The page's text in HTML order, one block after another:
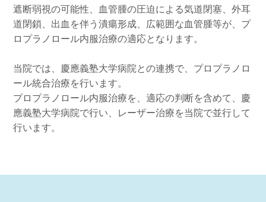
遮断弱視の可能性、血管腫の圧迫による気道閉塞、外耳
道閉鎖、出血を伴う潰瘍形成、広範囲な血管腫等が、プ
ロプラノロール内服治療の適応となります。
当院では、慶應義塾大学病院との連携で、プロプラノロ
ール統合治療を行います。
プロプラノロール内服治療を、適応の判断を含めて、慶
應義塾大学病院で行い、レーザー治療を当院で並行して
行います。